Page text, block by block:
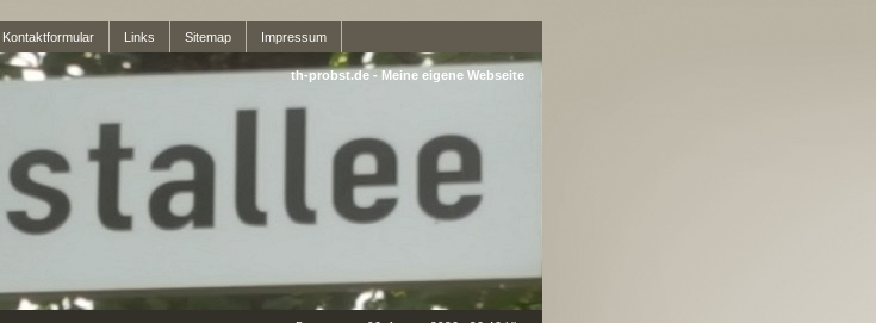
Kontaktformular Links Sitemap Impressum
th-probst.de - Meine eigene Webseite